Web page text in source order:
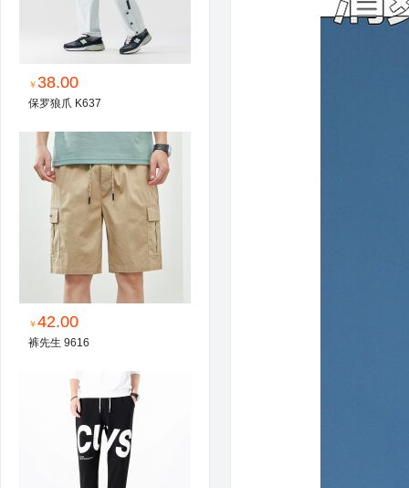
￥38.00
保罗狼爪 K637
￥42.00
裤先生 9616